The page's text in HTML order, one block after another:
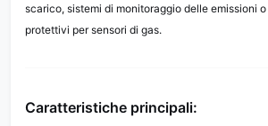
scarico, sistemi di monitoraggio delle emissioni
protettivi per sensori di gas.
Caratteristiche principali: